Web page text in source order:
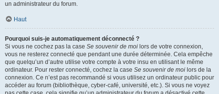
un administrateur du forum.
Haut
Pourquoi suis-je automatiquement déconnecté ?
Si vous ne cochez pas la case Se souvenir de moi lors de votre connexion,
vous ne resterez connecté que pendant une durée déterminée. Cela empêche
que quelqu’un d’autre utilise votre compte à votre insu en utilisant le même
ordinateur. Pour rester connecté, cochez la case Se souvenir de moi lors de la
connexion. Ce n’est pas recommandé si vous utilisez un ordinateur public pour
accéder au forum (bibliothèque, cyber-café, université, etc.). Si vous ne voyez